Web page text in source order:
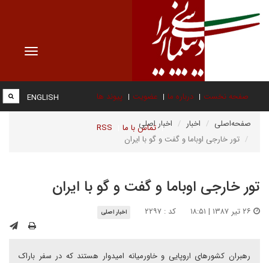
Toggle
صفحه نخست درباره ما عضویت پیوند ها
تماس با ما RSS
ENGLISH
صفحه‌اصلی اخبار
اخبار اصلی
تور خارجی اوباما و گفت و گو با ایران
تور خارجی اوباما و گفت و گو با ایران
کد : ۲۲۹۷ اخبار اصلی
رهبران کشورهای اروپایی و خاورمیانه امیدوار هستند که در سفر باراک